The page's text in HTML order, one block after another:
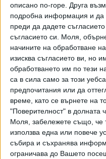
описано по-горе. Друга
подробна информация и да
преди да дадете
съгласието си.
Моля,
начините на обработване
изисква съгласието ви, но
обработването им по тези
са в сила само за този
предпочитания или да
време, като се върнете на
"Поверителност" в долната
Моля, забележете също, че
използва една или повече
събира и съхранява
ограничава до Вашето
Последвайте
Ако искате да подкрепите
и качествена журналистика в
PayPal
Ключови думи: катастрофа ,
Още новини по